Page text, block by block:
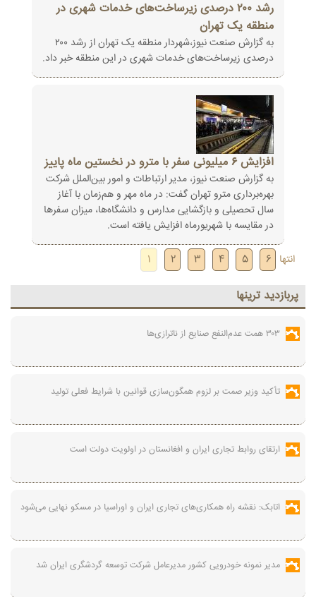
رشد ۲۰۰ درصدی زیرساخت‌های خدمات شهری در
منطقه‌ یک تهران
به گزارش صنعت نیوز،شهردار منطقه یک تهران از رشد ۲۰۰
درصدی زیرساخت‌های خدمات شهری در این منطقه‌ خبر داد.
افزایش ۶ میلیونی سفر با مترو در نخستین ماه پاییز
به گزارش صنعت نیوز، مدیر ارتباطات و امور بین‌الملل شرکت
بهره‌برداری مترو تهران گفت: در ماه مهر و هم‌زمان با آغاز
سال تحصیلی و بازگشایی مدارس و دانشگاه‌ها، میزان سفرها
در مقایسه با شهریورماه افزایش یافته است.
انتها 1 2 3 4 5 6
پربازديد ترينها
۳۰۳ همت عدم‌النفع صنایع از ناترازی‌ها
تأکید وزیر صمت بر لزوم همگون‌سازی قوانین با شرایط فعلی تولید
ارتقای روابط تجاری ایران و افغانستان در اولویت دولت است
اتابک: نقشه راه همکاری‌های تجاری ایران و اوراسیا در مسکو نهایی می‌شود
مدیر نمونه خودرویی کشور مدیرعامل شرکت توسعه گردشگری ایران شد